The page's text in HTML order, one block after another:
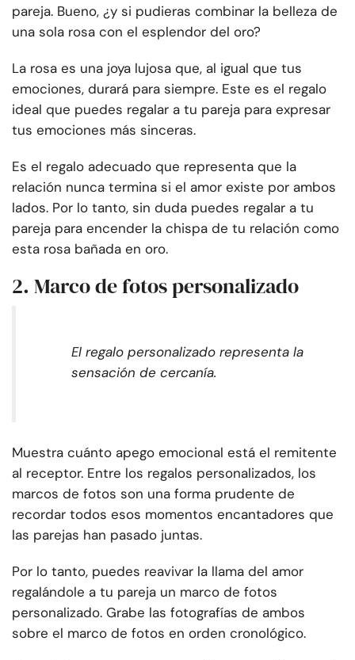
pareja. Bueno, ¿y si pudieras combinar la belleza de
una sola rosa con el esplendor del oro?
La rosa es una joya lujosa que, al igual que tus
emociones, durará para siempre. Este es el regalo
ideal que puedes regalar a tu pareja para expresar
tus emociones más sinceras.
Es el regalo adecuado que representa que la
relación nunca termina si el amor existe por ambos
lados. Por lo tanto, sin duda puedes regalar a tu
pareja para encender la chispa de tu relación como
esta rosa bañada en oro.
2. Marco de fotos personalizado
El regalo personalizado representa la
sensación de cercanía.
Muestra cuánto apego emocional está el remitente
al receptor. Entre los regalos personalizados, los
marcos de fotos son una forma prudente de
recordar todos esos momentos encantadores que
las parejas han pasado juntas.
Por lo tanto, puedes reavivar la llama del amor
regalándole a tu pareja un marco de fotos
personalizado. Grabe las fotografías de ambos
sobre el marco de fotos en orden cronológico.